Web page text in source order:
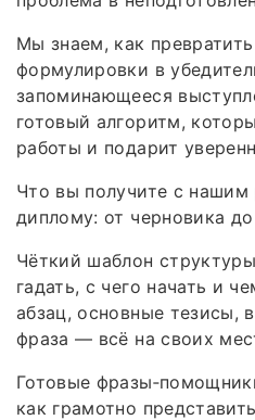
Мы знаем, как
формулировки в
запоминающееся
готовый алгоритм,
работы и подарит
Что вы получите с нашим
диплому: от черновика
Чёткий шаблон
гадать, с чего начать и
абзац, основные тезисы,
фраза — всё на своих
Готовые
как грамотно